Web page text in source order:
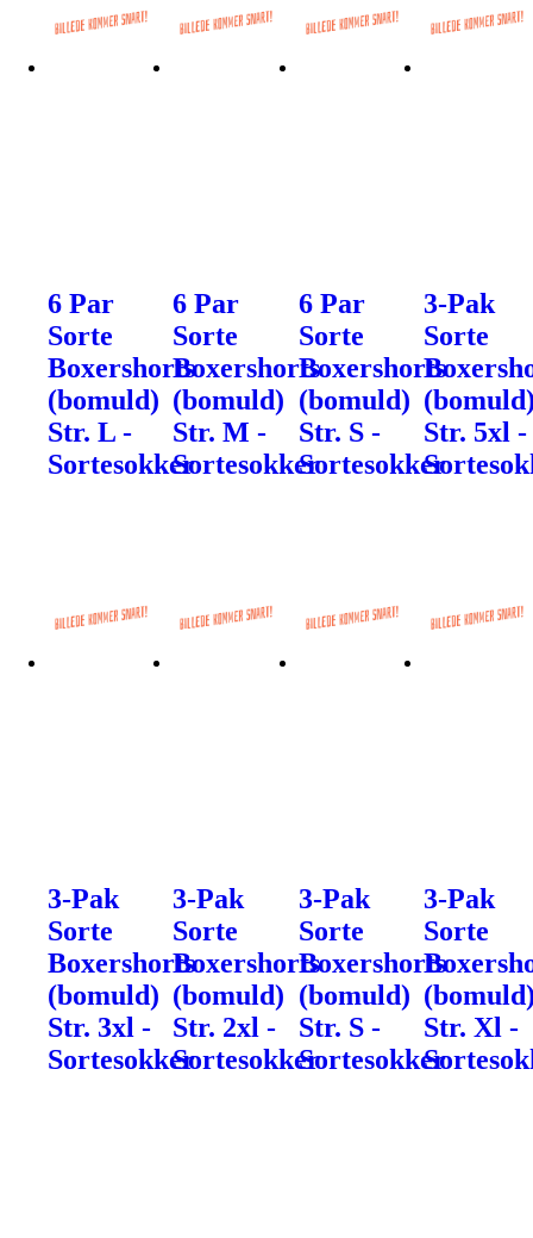
6 Par
Sorte
Boxershorts
(bomuld)
Str. L -
Sortesokker
6 Par
Sorte
Boxershorts
(bomuld)
Str. M -
Sortesokker
6 Par
Sorte
Boxershorts
(bomuld)
Str. S -
Sortesokker
3-Pak
Sorte
Str. 5xl -
3-Pak
Sorte
Boxershorts
(bomuld)
Str. 3xl -
Sortesokker
3-Pak
Sorte
Boxershorts
(bomuld)
Str. 2xl -
Sortesokker
3-Pak
Sorte
Boxershorts
(bomuld)
Str. S -
Sortesokker
3-Pak
Sorte
Str. Xl -